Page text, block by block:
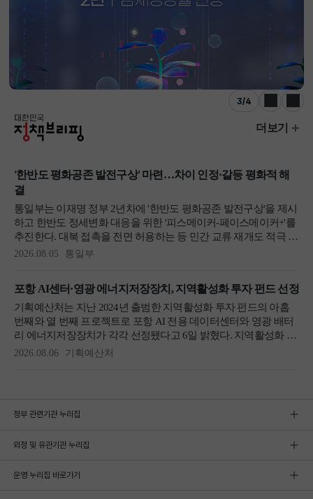
3/4
이전 다음
정부 관련기관 누리집
외청 및 유관기관 누리집
운영 누리집 바로가기